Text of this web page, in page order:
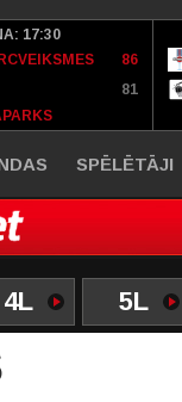
17:30
86
81
SPĒLĒTĀJI
4L 5L